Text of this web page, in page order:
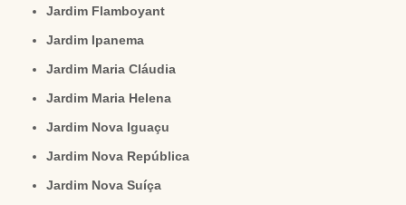
Jardim Flamboyant
Jardim Ipanema
Jardim Maria Cláudia
Jardim Maria Helena
Jardim Nova Iguaçu
Jardim Nova República
Jardim Nova Suíça